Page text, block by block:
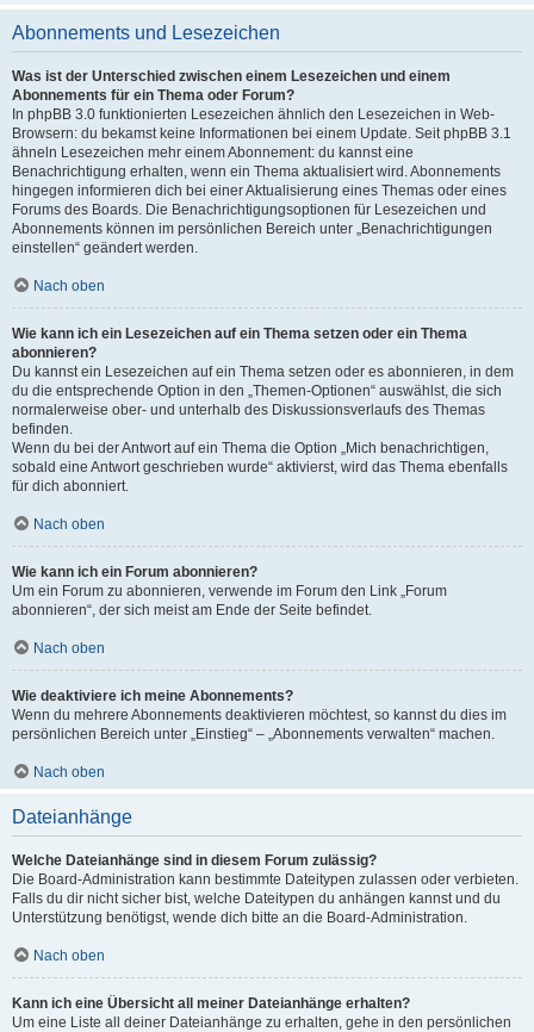
Abonnements und Lesezeichen
Was ist der Unterschied zwischen einem Lesezeichen und einem
Abonnements für ein Thema oder Forum?
In phpBB 3.0 funktionierten Lesezeichen ähnlich den Lesezeichen in Web-
Browsern: du bekamst keine Informationen bei einem Update. Seit phpBB 3.1
ähneln Lesezeichen mehr einem Abonnement: du kannst eine
Benachrichtigung erhalten, wenn ein Thema aktualisiert wird. Abonnements
hingegen informieren dich bei einer Aktualisierung eines Themas oder eines
Forums des Boards. Die Benachrichtigungsoptionen für Lesezeichen und
Abonnements können im persönlichen Bereich unter „Benachrichtigungen
einstellen“ geändert werden.
Nach oben
Wie kann ich ein Lesezeichen auf ein Thema setzen oder ein Thema
abonnieren?
Du kannst ein Lesezeichen auf ein Thema setzen oder es abonnieren, in dem
du die entsprechende Option in den „Themen-Optionen“ auswählst, die sich
normalerweise ober- und unterhalb des Diskussionsverlaufs des Themas
befinden.
Wenn du bei der Antwort auf ein Thema die Option „Mich benachrichtigen,
sobald eine Antwort geschrieben wurde“ aktivierst, wird das Thema ebenfalls
für dich abonniert.
Nach oben
Wie kann ich ein Forum abonnieren?
Um ein Forum zu abonnieren, verwende im Forum den Link „Forum
abonnieren“, der sich meist am Ende der Seite befindet.
Nach oben
Wie deaktiviere ich meine Abonnements?
Wenn du mehrere Abonnements deaktivieren möchtest, so kannst du dies im
persönlichen Bereich unter „Einstieg“ – „Abonnements verwalten“ machen.
Nach oben
Dateianhänge
Welche Dateianhänge sind in diesem Forum zulässig?
Die Board-Administration kann bestimmte Dateitypen zulassen oder verbieten.
Falls du dir nicht sicher bist, welche Dateitypen du anhängen kannst und du
Unterstützung benötigst, wende dich bitte an die Board-Administration.
Nach oben
Kann ich eine Übersicht all meiner Dateianhänge erhalten?
Um eine Liste all deiner Dateianhänge zu erhalten, gehe in den persönlichen